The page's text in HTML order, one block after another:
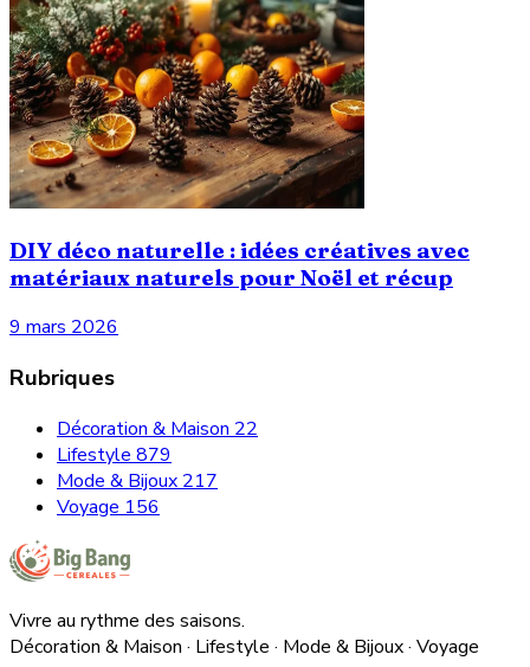
DIY déco naturelle : idées créatives avec
matériaux naturels pour Noël et récup
9 mars 2026
Rubriques
Décoration & Maison 22
Lifestyle 879
Mode & Bijoux 217
Voyage 156
Vivre au rythme des saisons.
Décoration & Maison · Lifestyle · Mode & Bijoux · Voyage